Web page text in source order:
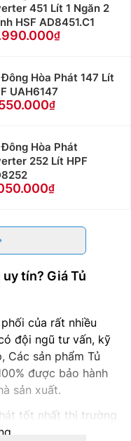
451 Lít 1 Ngăn 2
HSF AD8451.C1
Hòa Phát 147 Lít
UAH6147
Hòa Phát
252 Lít HPF
tín? Giá Tủ
của rất nhiều
đội ngũ tư vấn, kỹ
Các sản phẩm Tủ
được bảo hành
sản xuất.
tốt nhất thị trường